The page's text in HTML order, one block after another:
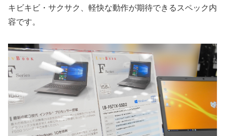
キビキビ・サクサク、軽快な動作が期待できるスペック内
容です。